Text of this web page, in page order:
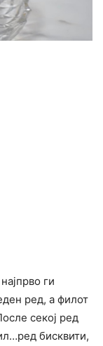
ги
ред, а филот
секој ред
бисквити,